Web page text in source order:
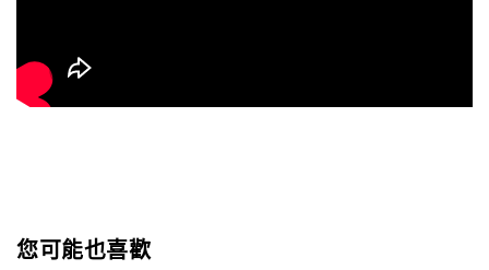
您可能也喜歡